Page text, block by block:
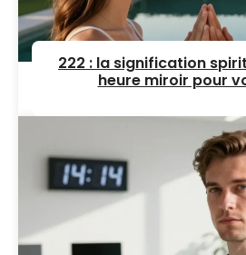
222 : la signification
heure miroir pour